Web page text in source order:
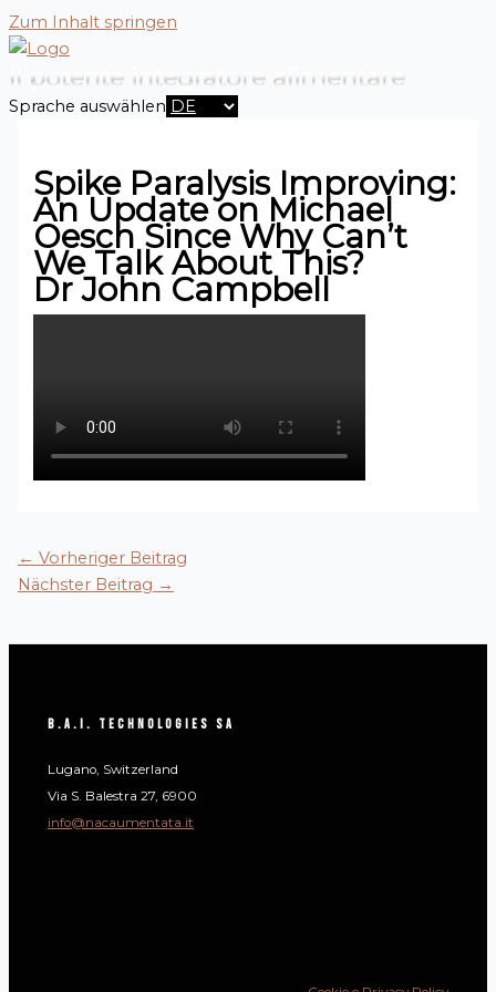
Zum Inhalt springen
Il potente integratore alimentare
Sprache auswählen
Spike Paralysis Improving:
An Update on Michael
Oesch Since Why Can’t
We Talk About This?
Dr John Campbell
← Vorheriger Beitrag
Nächster Beitrag →
B.A.I. Technologies SA
Lugano, Switzerland
Via S. Balestra 27, 6900
info@nacaumentata.it